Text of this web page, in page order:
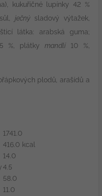
kukuřičné lupínky 42 %
ječnýsladový výtažek,
látka: arabská guma;
%, plátky mandlí10 %,
plodů, arašídů a
1741.0
416.0 kcal
14.0
4.5
58.0
11.0